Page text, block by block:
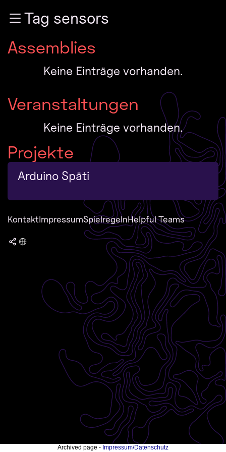
Zum InhaltTag sensors
Assemblies
Keine Einträge vorhanden.
Veranstaltungen
Keine Einträge vorhanden.
Projekte
Arduino Späti
KontaktImpressumSpielregelnHelpful Teams
Archived page - Impressum/Datenschutz